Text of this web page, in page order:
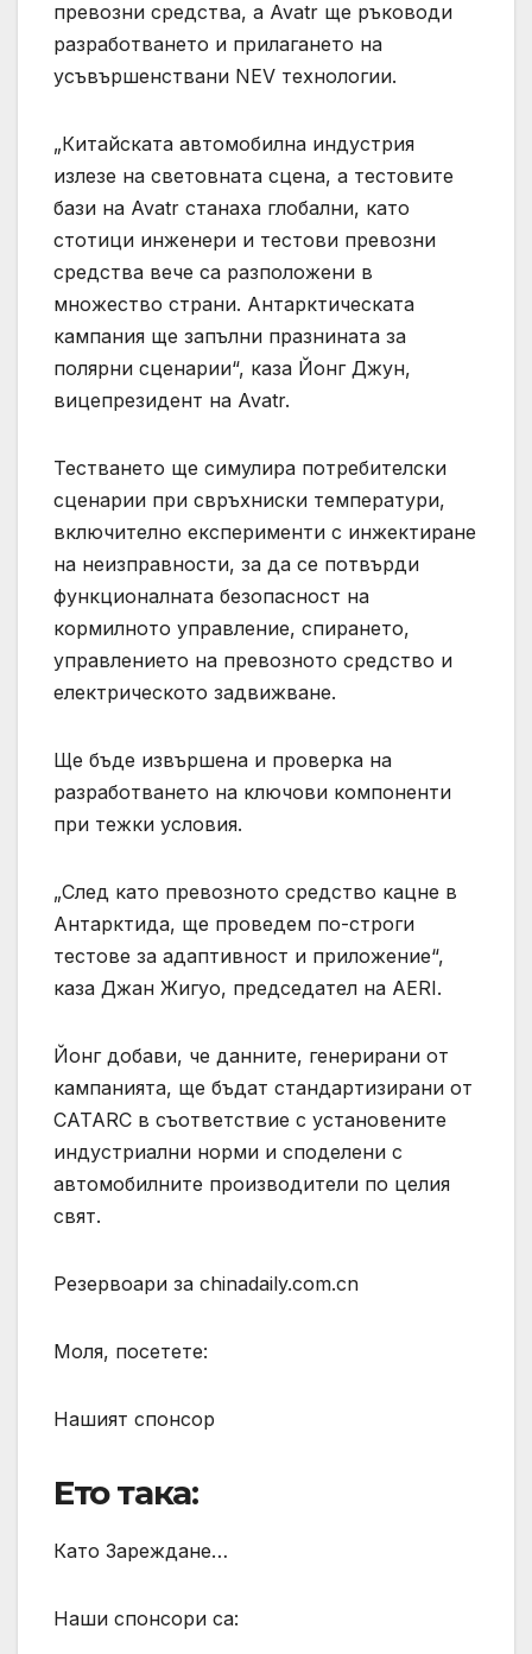
превозни средства, а Avatr ще ръководи
разработването и прилагането на
усъвършенствани NEV технологии.
„Китайската автомобилна индустрия
излезе на световната сцена, а тестовите
бази на Avatr станаха глобални, като
стотици инженери и тестови превозни
средства вече са разположени в
множество страни. Антарктическата
кампания ще запълни празнината за
полярни сценарии“, каза Йонг Джун,
вицепрезидент на Avatr.
Тестването ще симулира потребителски
сценарии при свръхниски температури,
включително експерименти с инжектиране
на неизправности, за да се потвърди
функционалната безопасност на
кормилното управление, спирането,
управлението на превозното средство и
електрическото задвижване.
Ще бъде извършена и проверка на
разработването на ключови компоненти
при тежки условия.
„След като превозното средство кацне в
Антарктида, ще проведем по-строги
тестове за адаптивност и приложение“,
каза Джан Жигуо, председател на AERI.
Йонг добави, че данните, генерирани от
кампанията, ще бъдат стандартизирани от
CATARC в съответствие с установените
индустриални норми и споделени с
автомобилните производители по целия
свят.
Резервоари за chinadaily.com.cn
Моля, посетете:
Нашият спонсор
Ето така:
Като Зареждане…
Наши спонсори са: